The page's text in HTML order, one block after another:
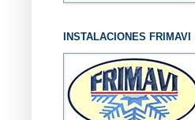
INSTALACIONES FRIMAVI